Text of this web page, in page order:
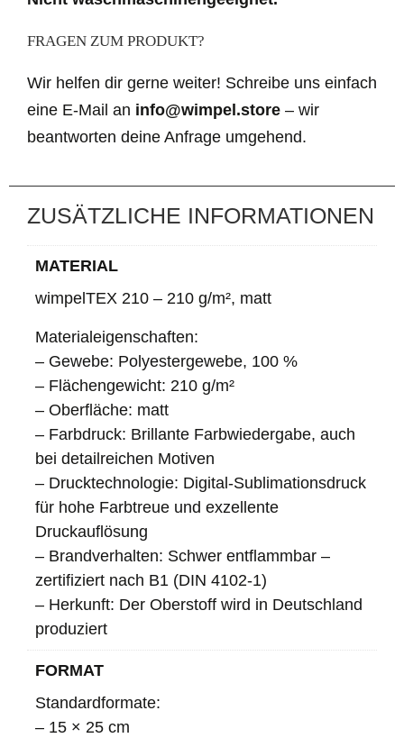
FRAGEN ZUM PRODUKT?
Wir helfen dir gerne weiter! Schreibe uns einfach
eine E-Mail an info@wimpel.store – wir
beantworten deine Anfrage umgehend.
ZUSÄTZLICHE INFORMATIONEN
MATERIAL
wimpelTEX 210 – 210 g/m², matt
Materialeigenschaften:
– Gewebe: Polyestergewebe, 100 %
– Flächengewicht: 210 g/m²
– Oberfläche: matt
– Farbdruck: Brillante Farbwiedergabe, auch
bei detailreichen Motiven
– Drucktechnologie: Digital-Sublimationsdruck
für hohe Farbtreue und exzellente
Druckauflösung
– Brandverhalten: Schwer entflammbar –
zertifiziert nach B1 (DIN 4102-1)
– Herkunft: Der Oberstoff wird in Deutschland
produziert
FORMAT
Standardformate:
– 15 × 25 cm